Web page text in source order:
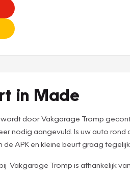
in Made
door Vakgarage Tromp
nodig aangevuld. Is uw auto
APK en kleine beurt graag
Vakgarage Tromp is afhankelijk